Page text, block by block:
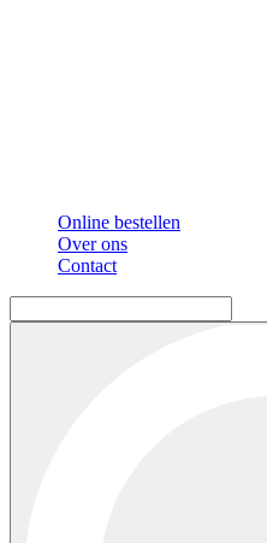
Online bestellen
Over ons
Contact